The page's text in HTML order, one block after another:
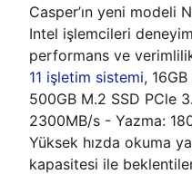
Casper’ın yeni modeli
Intel işlemcileri
performans ve
11 işletim sistemi,
500GB M.2 SSD PCle
2300MB/s - Yazma:
Yüksek hızda okuma
kapasitesi ile